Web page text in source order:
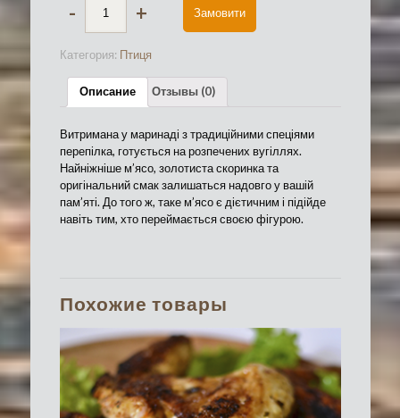
- + Замовити
Категория: Птиця
Описание Отзывы (0)
Витримана у маринаді з традиційними спеціями
перепілка, готується на розпечених вугіллях.
Найніжніше м’ясо, золотиста скоринка та
оригінальний смак залишаться надовго у вашій
пам’яті. До того ж, таке м’ясо є дієтичним і підійде
навіть тим, хто переймається своєю фігурою.
Похожие товары